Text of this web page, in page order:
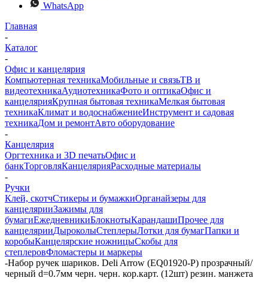
WhatsApp
Главная
-
Каталог
-
Офис и канцелярия
Компьютерная техникаМобильные и связьТВ и
видеотехникаАудиотехникаФото и оптикаОфис и
канцелярияКрупная бытовая техникаМелкая бытовая
техникаКлимат и водоснабжениеИнструмент и садовая
техникаДом и ремонтАвто оборудование
-
Канцелярия
Оргтехника и 3D печатьОфис и
банкТорговляКанцелярияРасходные материалы
-
Ручки
Клей, скотчСтикеры и бумажкиОрганайзеры для
канцелярииЗажимы для
бумагиЕжедневникиБлокнотыКарандашиПрочее для
канцелярииДыроколыСтеплерыЛотки для бумагПапки и
коробыКанцелярские ножницыСкобы для
степлеровФломастеры и маркеры
-Набор ручек шариков. Deli Arrow (EQ01920-P) прозрачный/
черный d=0.7мм черн. черн. кор.карт. (12шт) резин. манжета